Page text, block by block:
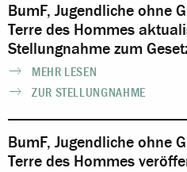
BumF, Jugendliche ohne
Terre des Hommes
Stellungnahme zum
MEHR LESEN
ZUR STELLUNGNAHME
BumF, Jugendliche ohne
Terre des Hommes